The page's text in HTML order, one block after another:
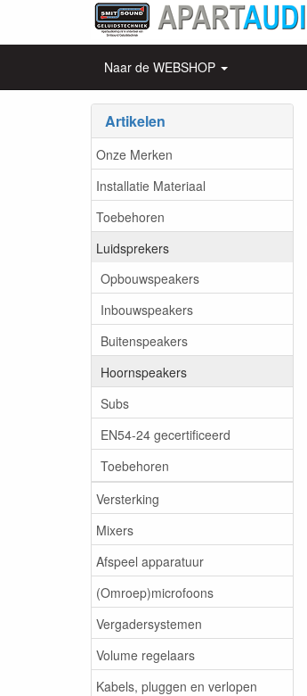
Naar de WEBSHOP
Artikelen
Onze Merken
Installatie Materiaal
Toebehoren
Luidsprekers
Opbouwspeakers
Inbouwspeakers
Buitenspeakers
Hoornspeakers
Subs
EN54-24 gecertificeerd
Toebehoren
Versterking
Mixers
Afspeel apparatuur
(Omroep)microfoons
Vergadersystemen
Volume regelaars
Kabels, pluggen en verlopen